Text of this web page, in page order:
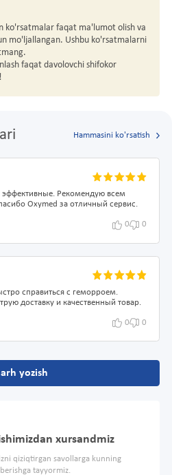
ko'rsatmalar faqat ma'lumot olish va
mo'ljallangan. Ushbu ko'rsatmalarni
faqat davolovchi shifokor
Hammasini ko'rsatish
эффективные. Рекомендую всем
Oxymed за отличный сервис.
0 0
справиться с геморроем.
доставку и качественный товар.
0 0
yozish
xursandmiz
qiziqtirgan savollarga kunning
tayyormiz.